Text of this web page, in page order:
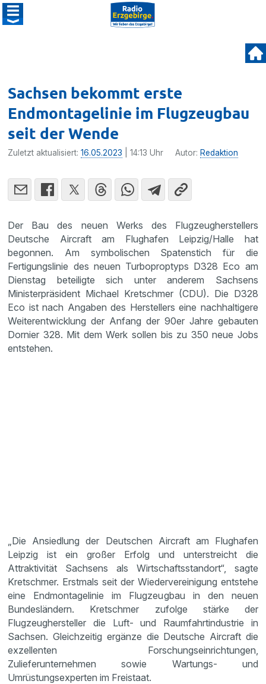
Sachsen bekommt erste
Endmontagelinie im Flugzeugbau
seit der Wende
Zuletzt aktualisiert:16.05.2023 | 14:13 Uhr Autor: Redaktion
Der Bau des neuen Werks des Flugzeugherstellers
Deutsche Aircraft am Flughafen Leipzig/Halle hat
begonnen. Am symbolischen Spatenstich für die
Fertigungslinie des neuen Turboproptyps D328 Eco am
Dienstag beteiligte sich unter anderem Sachsens
Ministerpräsident Michael Kretschmer (CDU). Die D328
Eco ist nach Angaben des Herstellers eine nachhaltigere
Weiterentwicklung der Anfang der 90er Jahre gebauten
Dornier 328. Mit dem Werk sollen bis zu 350 neue Jobs
entstehen.
„Die Ansiedlung der Deutschen Aircraft am Flughafen
Leipzig ist ein großer Erfolg und unterstreicht die
Attraktivität Sachsens als Wirtschaftsstandort“, sagte
Kretschmer. Erstmals seit der Wiedervereinigung entstehe
eine Endmontagelinie im Flugzeugbau in den neuen
Bundesländern. Kretschmer zufolge stärke der
Flugzeughersteller die Luft- und Raumfahrtindustrie in
Sachsen. Gleichzeitig ergänze die Deutsche Aircraft die
exzellenten Forschungseinrichtungen,
Zulieferunternehmen sowie Wartungs- und
Umrüstungsexperten im Freistaat.